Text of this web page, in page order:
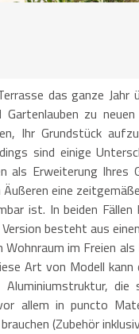
das ganze
zu
Ihr Grundstück
sind einige
als Erweiterung Ihres
eine
ist. In beiden
besteht aus
im Freien
Art von Modell kann
Aluminiumstruktur,
allem in puncto
(Zubehör